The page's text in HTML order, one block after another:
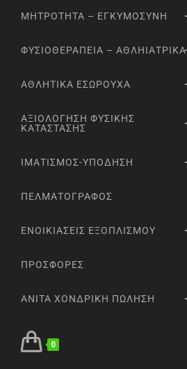
ΜΗΤΡΌΤΗΤΑ – ΕΓΚΥΜΟΣΎΝΗ
ΦΥΣΙΟΘΕΡΑΠΕΊΑ – ΑΘΛΗΙΑΤΡΙΚΆ
ΑΘΛΗΤΙΚΆ ΕΣΏΡΟΥΧΑ
ΑΞΙΟΛΌΓΗΣΗ ΦΥΣΙΚΉΣ
ΚΑΤΆΣΤΑΣΗΣ
ΙΜΑΤΙΣΜΌΣ-ΥΠΌΔΗΣΗ
ΠΕΛΜΑΤΟΓΡΆΦΟΣ
ΕΝΟΙΚΙΆΣΕΙΣ ΕΞΟΠΛΙΣΜΟΎ
ΠΡΟΣΦΟΡΈΣ
ANITA ΧΟΝΔΡΙΚΉ ΠΏΛΗΣΗ
0